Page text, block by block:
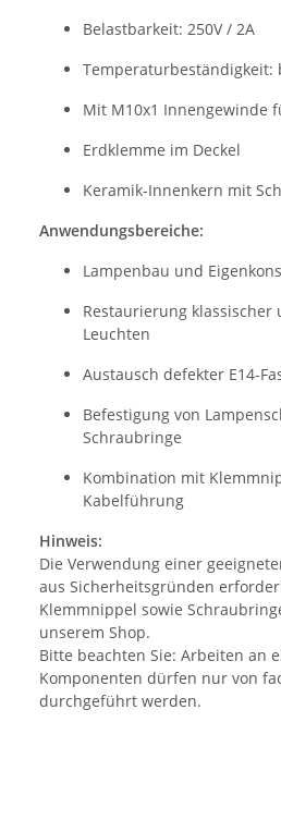
Belastbarkeit: 250V / 2A
Temperaturbeständigkeit:
Mit M10x1 Innengewinde
Erdklemme im Deckel
Keramik-Innenkern mit
Anwendungsbereiche:
Lampenbau und
Restaurierung
Leuchten
Austausch defekter E14-
Befestigung von
Schraubringe
Kombination mit
Kabelführung
Hinweis:
Die Verwendung einer
aus Sicherheitsgründen
Klemmnippel sowie
unserem Shop.
Bitte beachten Sie: Arbeiten an
Komponenten dürfen nur von
durchgeführt werden.